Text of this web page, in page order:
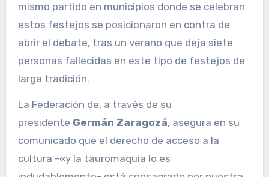
mismo partido en municipios donde se celebran
estos festejos se posicionaron en contra de
abrir el debate, tras un verano que deja siete
personas fallecidas en este tipo de festejos de
larga tradición.
La Federación de, a través de su
presidente Germán Zaragozá, asegura en su
comunicado que el derecho de acceso a la
cultura -«y la tauromaquia lo es